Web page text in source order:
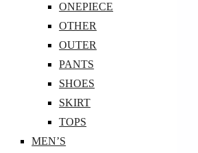
ONEPIECE
OTHER
OUTER
PANTS
SHOES
SKIRT
TOPS
MEN’S